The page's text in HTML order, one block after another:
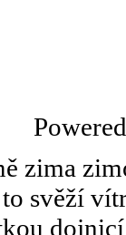
zima
svěží